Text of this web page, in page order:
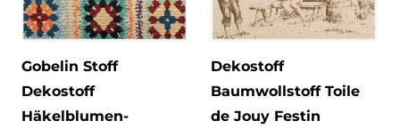
Gobelin Stoff
Dekostoff
Häkelblumen-
Dekostoff
Baumwollstoff Toile
de Jouy Festin